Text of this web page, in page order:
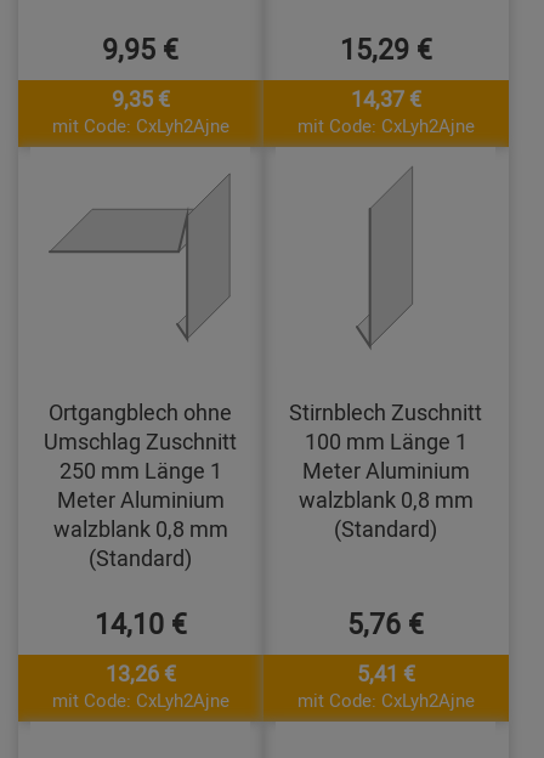
9,95 €
9,35 €
mit Code: CxLyh2Ajne
15,29 €
14,37 €
mit Code: CxLyh2Ajne
Ortgangblech ohne
Umschlag Zuschnitt
250 mm Länge 1
Meter Aluminium
walzblank 0,8 mm
(Standard)
14,10 €
13,26 €
mit Code: CxLyh2Ajne
Stirnblech Zuschnitt
100 mm Länge 1
Meter Aluminium
walzblank 0,8 mm
(Standard)
5,76 €
5,41 €
mit Code: CxLyh2Ajne